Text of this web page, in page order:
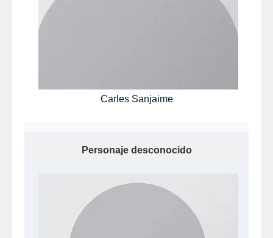
Carles Sanjaime
Personaje desconocido